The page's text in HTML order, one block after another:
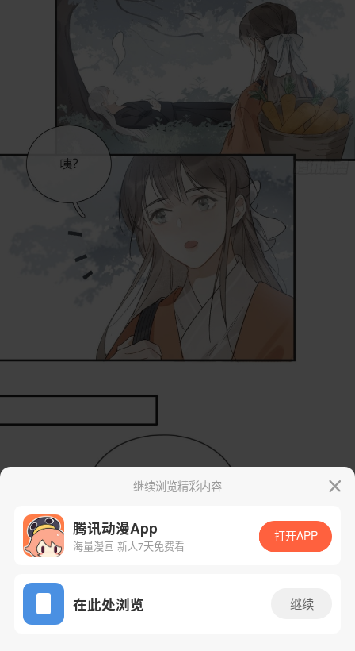
App免费看
继续浏览精彩内容
腾讯动漫App
海量漫画 新人7天免费看
打开APP
在此处浏览 继续